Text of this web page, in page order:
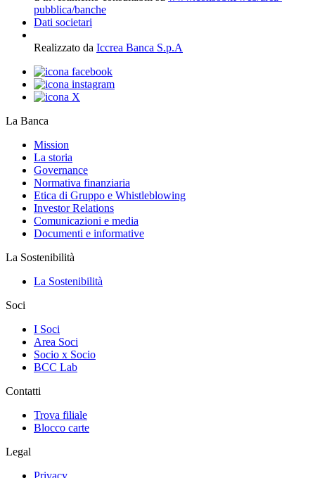
pubblica/banche
Dati societari
Realizzato da Iccrea Banca S.p.A
La Banca
Mission
La storia
Governance
Normativa finanziaria
Etica di Gruppo e Whistleblowing
Investor Relations
Comunicazioni e media
Documenti e informative
La Sostenibilità
La Sostenibilità
Soci
I Soci
Area Soci
Socio x Socio
BCC Lab
Contatti
Trova filiale
Blocco carte
Legal
Privacy